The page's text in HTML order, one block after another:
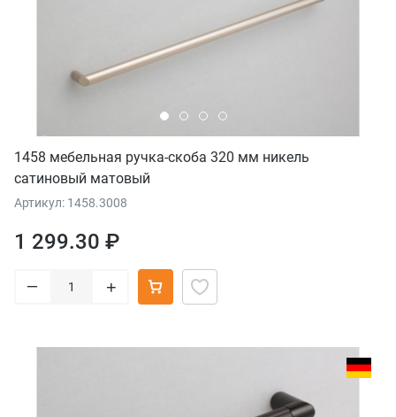
1458 мебельная ручка-скоба 320 мм никель
сатиновый матовый
Артикул: 1458.3008
1 299.30 ₽
– +